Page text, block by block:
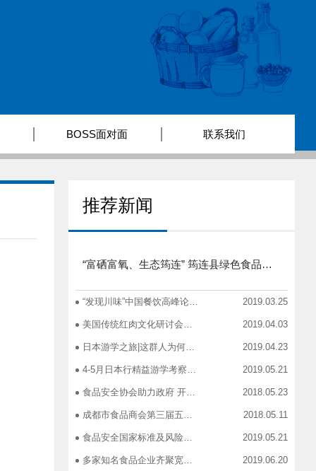
BOSS面对面 联系我们
推荐新闻
“富硒富氧、生态筠连” 筠连县绿色食品产业招商推介会圆满举行
“发现川味”中国餐饮高峰论坛在蓉举办 2019.03.25
美国传统红肉文化研讨会在蓉召开 2019.04.03
日本游学之旅|这群人为何引得7-11总部5大高管集团出动 2019.04.23
4-5月日本行精益游学考察，探访标杆企业、解析成功密码 2019.05.21
食品安全协会助力政府 开展生产环节、流通环节、餐饮环节培训会 2018.05.23
成都市食品商会第三届五次常务理事会召开 2018.05.11
食品安全国家标准及风险管控培训——新都站、广汉站、简阳站 2019.05.21
多家知名食品企业齐聚宽窄巷子，助力“2019食品安全宣传周” 2019.06.20